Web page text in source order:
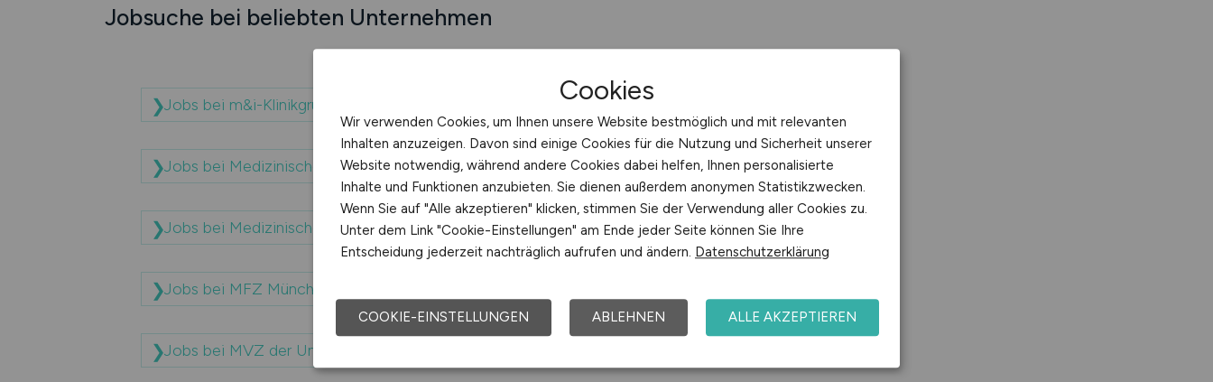
Jobsuche bei beliebten Unternehmen
Jobs bei m&i-Klinikgruppe Enzensberg Jobs bei Marienhospital Gelsenkirchen GmbH
Jobs bei Medizinische Hochschule Hannover
Jobs bei Medizinisches Zentrum für Gesundheit Bad Lippspringe GmbH
Jobs bei MFZ Münchner Förderzentrum GmbH
Jobs bei MVZ der Universitätsmedizin Mainz GmbH
Cookies
Wir verwenden Cookies, um Ihnen unsere Website bestmöglich und mit relevanten
Inhalten anzuzeigen. Davon sind einige Cookies für die Nutzung und Sicherheit unserer
Website notwendig, während andere Cookies dabei helfen, Ihnen personalisierte
Inhalte und Funktionen anzubieten. Sie dienen außerdem anonymen Statistikzwecken.
Wenn Sie auf "Alle akzeptieren" klicken, stimmen Sie der Verwendung aller Cookies zu.
Unter dem Link "Cookie-Einstellungen" am Ende jeder Seite können Sie Ihre
Entscheidung jederzeit nachträglich aufrufen und ändern. Datenschutzerklärung
COOKIE-EINSTELLUNGEN ABLEHNEN ALLE AKZEPTIEREN